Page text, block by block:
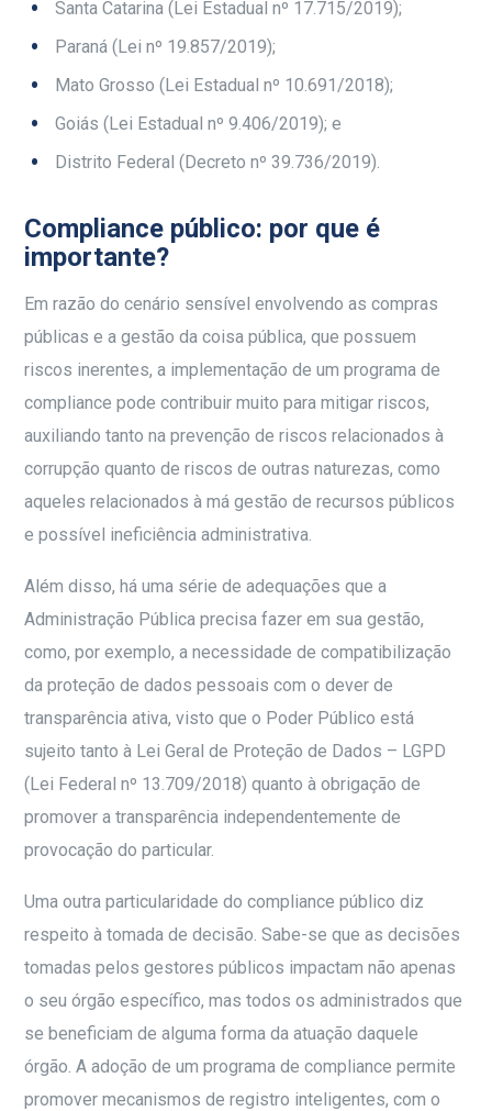
Santa Catarina (Lei Estadual nº 17.715/2019);
Paraná (Lei nº 19.857/2019);
Mato Grosso (Lei Estadual nº 10.691/2018);
Goiás (Lei Estadual nº 9.406/2019); e
Distrito Federal (Decreto nº 39.736/2019).
Compliance público: por que é
importante?
Em razão do cenário sensível envolvendo as compras
públicas e a gestão da coisa pública, que possuem
riscos inerentes, a implementação de um programa de
compliance pode contribuir muito para mitigar riscos,
auxiliando tanto na prevenção de riscos relacionados à
corrupção quanto de riscos de outras naturezas, como
aqueles relacionados à má gestão de recursos públicos
e possível ineficiência administrativa.
Além disso, há uma série de adequações que a
Administração Pública precisa fazer em sua gestão,
como, por exemplo, a necessidade de compatibilização
da proteção de dados pessoais com o dever de
transparência ativa, visto que o Poder Público está
sujeito tanto à Lei Geral de Proteção de Dados – LGPD
(Lei Federal nº 13.709/2018) quanto à obrigação de
promover a transparência independentemente de
provocação do particular.
Uma outra particularidade do compliance público diz
respeito à tomada de decisão. Sabe-se que as decisões
tomadas pelos gestores públicos impactam não apenas
o seu órgão específico, mas todos os administrados que
se beneficiam de alguma forma da atuação daquele
órgão. A adoção de um programa de compliance permite
promover mecanismos de registro inteligentes, com o